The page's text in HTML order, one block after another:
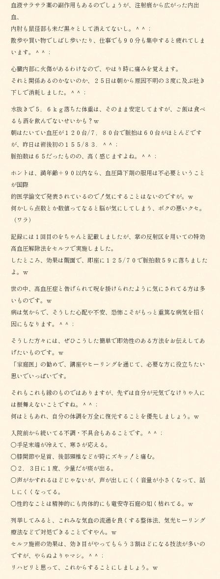
血液サラサラ薬の副作用もあるのでしょうが、注射痕から広がった内出
血、
内肘も鼠径部も未だ黒々として消えてないし。＾＾；
散歩や買い物でしばし歩いたり、仕事でも９０分も集中すると疲れてしま
います。＾＾；
心臓内部に火傷があるわけなので、やはり時に痛みを覚えます。
それと関係あるのかないのか、２５日は朝から原因不明の３度に及ぶ吐き
下しで消耗しました。＾＾；
水抜きで５，６ｋｇ落ちた体重は、そのまま安定してますが、ご飯は食べ
るも酒を飲んでないせいかも？ｗ
朝はたいてい血圧が１２０台/７，８０台で脈拍は６０台がほとんどです
が、昨日は術後初の１５５/８３．＾＾；
脈拍数は６５だったものの、高く感じますよね。＾＾；
ホントは、満年齢＋９０以内なら、血圧降下剤の服用は不必要ということ
が国際
的医学論文で発表されているので！気にすることはないのですが。ｗ
何かしら点数とか数値ってなると脳が気にしてしまう、ボクの悪いクセ。
（ワラ）
記録には１回目のをちゃんと記載しましたが、掌の反射区を用いての特効
高血圧解除法をセルフで実施しました。
したところ、効果は覿面で、即座に１２５/７０で脈拍数５９に落ちました
よ。ｗ
世の中、高血圧症と告げられて呪を掛けられたように気にされてる方は多
いものです。ｗ
病は気からで、そうした心配や不安、恐怖こそがもっと重篤な病気を招く
因にもなります。＾＾；
そうした方々には、ぜひこうした簡単で即効性のある方法をお伝えしてあ
げたいものです。ｗ
「家庭医」の勧めで、講座やヒーリングを通じて、必要な方に役立ちたい
思いでいっぱいです。
それもこれも縁のものではありますが、先ずは自分が元気でなけりゃ人に
は振舞えないことですね。＾＾；
何はともあれ、自分の体調を万全に復元することを優先しましょう。ｗ
入院前から続いてる不調・不具合もあることです。＾＾；
〇手足末端が冷えて、寒さが応える。
〇膝関節や足首、後部頸椎などが時にズキッ！と痛む。
〇２，３日に１度、少量だが痰が出る。
〇声がかすれるほどじゃないが、声が出しにくく音量が小さくなって、話
しにくくなってる。
〇性的なことは精神的にも肉体的にも竜安寺石庭の如く枯れてる。ｗ
列挙してみると、これみな気血の流通を良くする整体法、気光ヒーリング
療法などで対処できることですやん。ｗ
セルフ施術の効果は、効き目がやってもらう３割ほどになる技法が多いの
ですが、やらぬよりゃマシ。＾＾；
リハビリと思って、これからすることにしましょう。ｗ